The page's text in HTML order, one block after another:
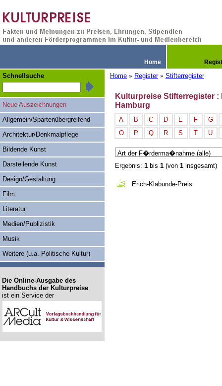
Home
Home » Register » Stifterregister
Kulturpreise Stifterregister
Hamburg
A B C D E F
G
O
P Q R S T U
Ergebnis: 1 bis 1 (von 1 insgesamt)
Erich-Klabunde-Preis
Schnellsuche
Neue Auszeichnungen
Allgemein/Spartenübergreifend
Architektur/Denkmalpflege
Bildende Kunst
Darstellende Kunst
Design/Gestaltung
Film
Literatur
Medien/Publizistik
Musik
Weitere (u.a. Politische Kultur)
Die Online-Ausgabe des
Handbuchs der Kulturpreise
ist ein Service der